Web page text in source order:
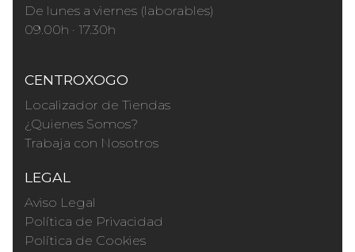
De lunes a viernes (laborables)
09.00h · 17.30h
CENTROXOGO
Localizador de Tiendas
¿Quienes Somos?
Trabaja con Nosotros
LEGAL
Aviso Legal
Política de Privacidad
Política de Cookies